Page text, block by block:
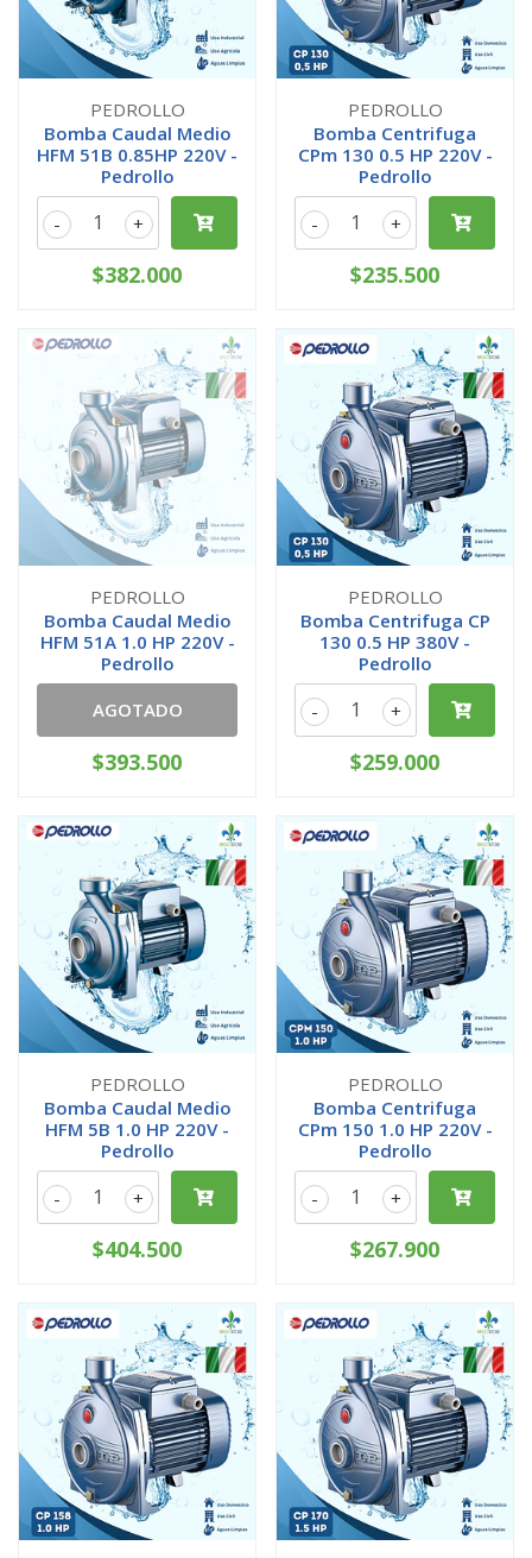
PEDROLLO
Bomba Caudal Medio
HFM 51B 0.85HP 220V -
Pedrollo
+
-
$382.000
PEDROLLO
Bomba Centrifuga
CPm 130 0.5 HP 220V -
Pedrollo
+
-
$235.500
PEDROLLO
Bomba Caudal Medio
HFM 51A 1.0 HP 220V -
Pedrollo
AGOTADO
$393.500
PEDROLLO
Bomba Centrifuga CP
130 0.5 HP 380V -
Pedrollo
+
-
$259.000
PEDROLLO
Bomba Caudal Medio
HFM 5B 1.0 HP 220V -
Pedrollo
+
-
$404.500
PEDROLLO
Bomba Centrifuga
CPm 150 1.0 HP 220V -
Pedrollo
+
-
$267.900